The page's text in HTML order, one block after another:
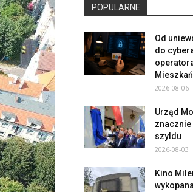
POPULARNE
Od
do
2026-08-06
Urząd
znacznie
szyldu
2026-08-03
Kino